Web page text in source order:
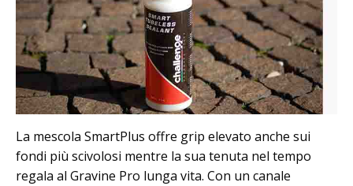
La mescola SmartPlus offre grip elevato anche sui
fondi più scivolosi mentre la sua tenuta nel tempo
regala al Gravine Pro lunga vita. Con un canale